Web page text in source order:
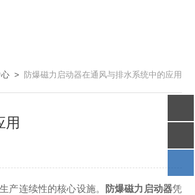
> 防爆磁力启动器在通风与排水系统中的应用
用
连续性的核心设施。 防爆磁力启动器凭